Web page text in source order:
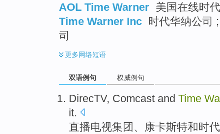
AOL Time Warner 美国在线时
Time Warner Inc 时代华纳公司
司
更多网络短语
双语例句 权威例句
DirecTV, Comcast and Time
it.
直播电视集团、康卡斯特和时代